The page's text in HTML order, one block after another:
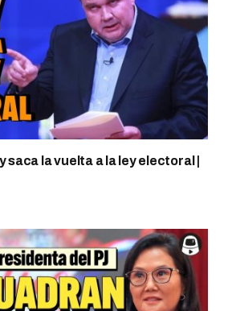
saca la vuelta a la ley electoral |